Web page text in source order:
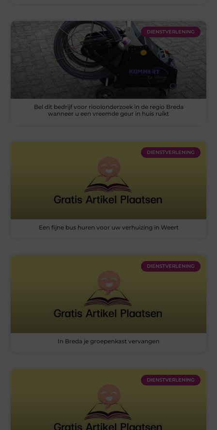
DIENSTVERLENING
Bel dit bedrijf voor rioolonderzoek in de regio Breda
wanneer u een vreemde geur in huis ruikt
DIENSTVERLENING
Een fijne bus huren voor uw verhuizing in Weert
DIENSTVERLENING
In Breda je groepenkast vervangen
DIENSTVERLENING